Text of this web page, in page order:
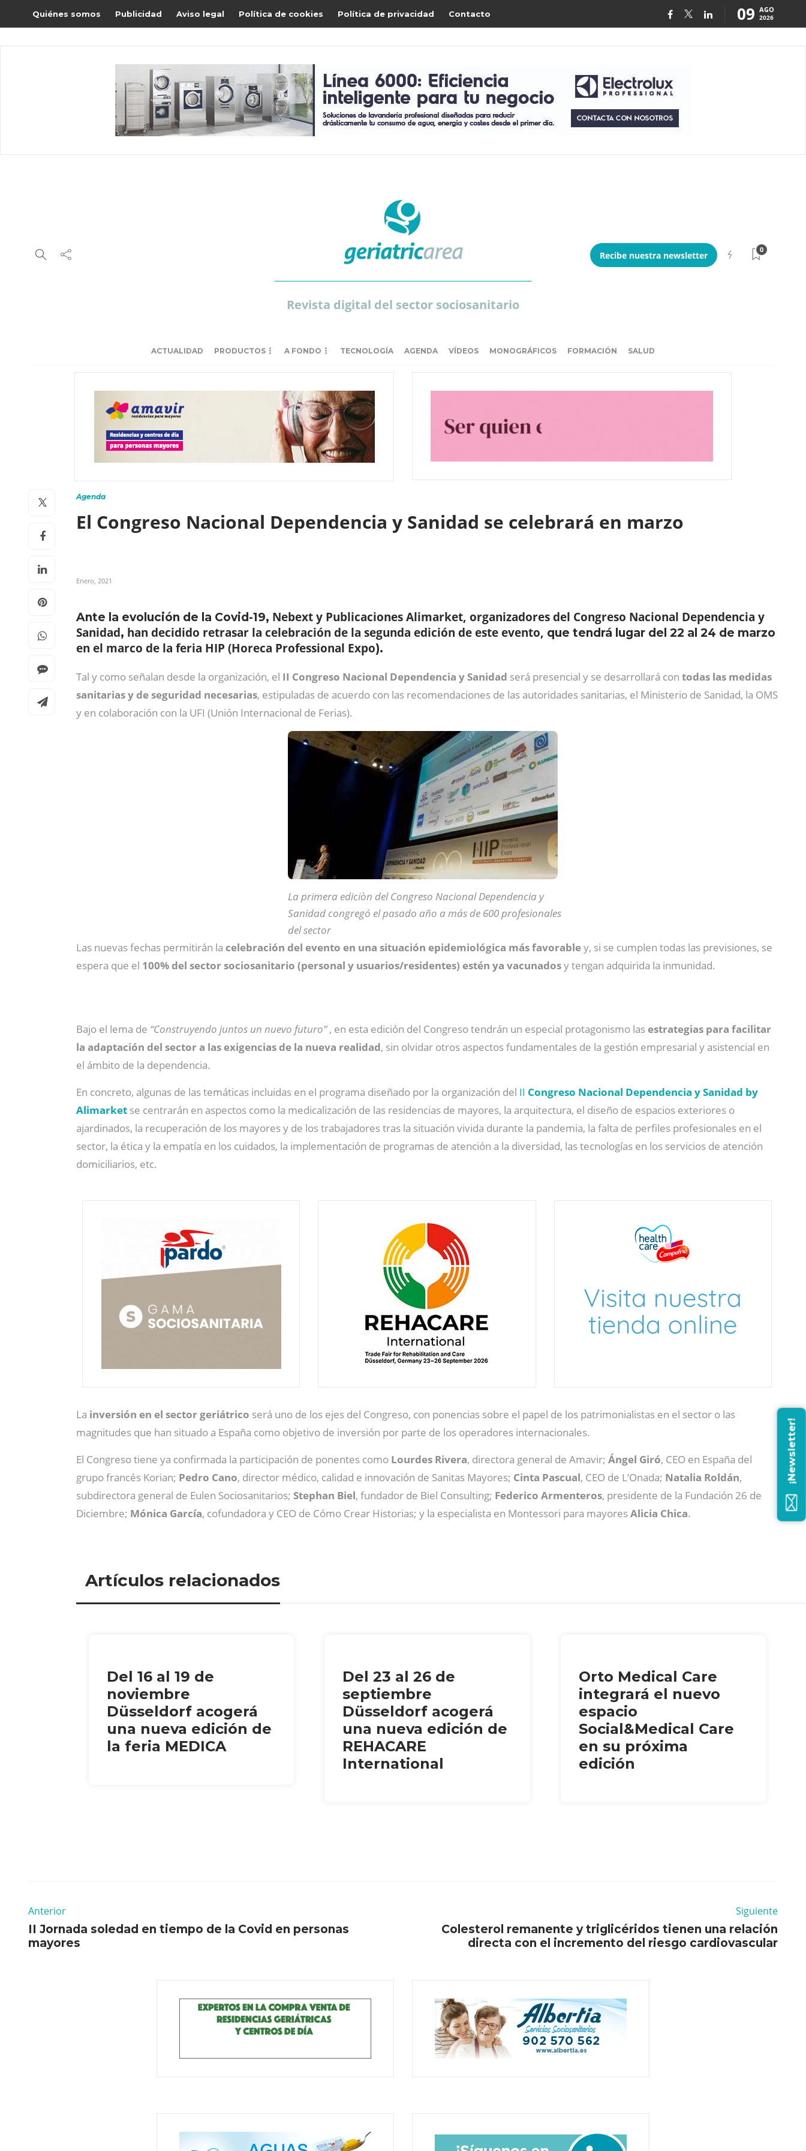
Quiénes somos Publicidad Aviso legal Política de cookies Política de privacidad Contacto 09 AGO
2026
Revista digital del sector sociosanitario
Recibe nuestra newsletter
0
ACTUALIDAD PRODUCTOS A FONDO TECNOLOGÍA AGENDA VÍDEOS MONOGRÁFICOS FORMACIÓN SALUD
Agenda
El Congreso Nacional Dependencia y Sanidad se celebrará en marzo
Enero, 2021
Ante la evolución de la Covid-19, Nebext y Publicaciones Alimarket, organizadores del Congreso Nacional Dependencia y
Sanidad, han decidido retrasar la celebración de la segunda edición de este evento, que tendrá lugar del 22 al 24 de marzo
en el marco de la feria HIP (Horeca Professional Expo).
Tal y como señalan desde la organización, el II Congreso Nacional Dependencia y Sanidad será presencial y se desarrollará con todas las medidas
sanitarias y de seguridad necesarias, estipuladas de acuerdo con las recomendaciones de las autoridades sanitarias, el Ministerio de Sanidad, la OMS
y en colaboración con la UFI (Unión Internacional de Ferias).
La primera ediciòn del Congreso Nacional Dependencia y
Sanidad congregó el pasado año a más de 600 profesionales
del sector
Las nuevas fechas permitirán la celebración del evento en una situación epidemiológica más favorabley, si se cumplen todas las previsiones, se
espera que el 100% del sector sociosanitario (personal y usuarios/residentes) estén ya vacunadosy tengan adquirida la inmunidad.
Bajo el lema de “Construyendo juntos un nuevo futuro”, en esta edición del Congreso tendrán un especial protagonismo lasestrategias para facilitar
la adaptación del sector a las exigencias de la nueva realidad, sin olvidar otros aspectos fundamentales de la gestión empresarial y asistencial en
el ámbito de la dependencia.
En concreto, algunas de las temáticas incluidas en el programa diseñado por la organización del II Congreso Nacional Dependencia y Sanidad by
Alimarket se centrarán en aspectos como la medicalización de las residencias de mayores, la arquitectura, el diseño de espacios exteriores o
ajardinados, la recuperación de los mayores y de los trabajadores tras la situación vivida durante la pandemia, la falta de perfiles profesionales en el
sector, la ética y la empatía en los cuidados, la implementación de programas de atención a la diversidad, las tecnologías en los servicios de atención
domiciliarios, etc.
La inversión en el sector geriátrico será uno de los ejes del Congreso, con ponencias sobre el papel de los patrimonialistas en el sector o las
magnitudes que han situado a España como objetivo de inversión por parte de los operadores internacionales.
El Congreso tiene ya confirmada la participación de ponentes como Lourdes Rivera, directora general de Amavir; Ángel Giró, CEO en España del
grupo francés Korian; Pedro Cano, director médico, calidad e innovación de Sanitas Mayores; Cinta Pascual, CEO de L’Onada; Natalia Roldán,
subdirectora general de Eulen Sociosanitarios; Stephan Biel, fundador de Biel Consulting; Federico Armenteros, presidente de la Fundación 26 de
Diciembre; Mónica García, cofundadora y CEO de Cómo Crear Historias; y la especialista en Montessori para mayoresAlicia Chica.
Artículos relacionados
Del 16 al 19 de
noviembre
Düsseldorf acogerá
una nueva edición de
la feria MEDICA
Del 23 al 26 de
septiembre
Düsseldorf acogerá
una nueva edición de
REHACARE
International
Orto Medical Care
integrará el nuevo
espacio
Social&Medical Care
en su próxima
edición
Anterior
II Jornada soledad en tiempo de la Covid en personas
mayores
Siguiente
Colesterol remanente y triglicéridos tienen una relación
directa con el incremento del riesgo cardiovascular
¡Newsletter!